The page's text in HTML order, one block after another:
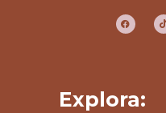
Explora: